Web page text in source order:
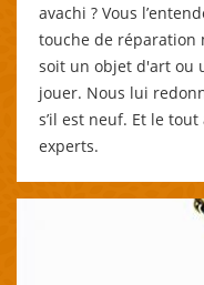
avachi ? Vous
touche de réparation
soit un objet d'art ou
jouer. Nous lui
s’il est neuf. Et le
experts.